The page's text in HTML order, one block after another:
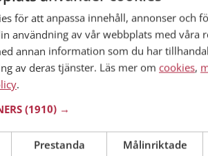
år
du vara medlem på Mötesplatsen och se om
eller händig! Det är enklare att hitta
år
för att anpassa innehåll, annonser och
användning av vår webbplats med våra
annan information som du har
av deras tjänster. Läs mer om cookies,
.
(1910) →
Prestanda Målinriktade